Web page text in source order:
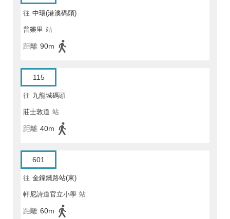
往 中環(港澳碼頭)
普樂里 站
距離 90m
115
往 九龍城碼頭
莊士敦道 站
距離 40m
601
往 金鐘鐵路站(東)
軒尼詩道官立小學 站
距離 60m